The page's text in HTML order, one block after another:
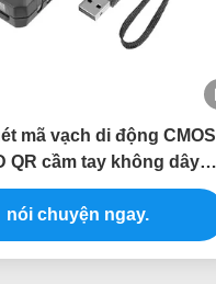
mã vạch di động CMOS
QR cầm tay không dây
Bluetooth 2.4GHz
nói chuyện ngay.